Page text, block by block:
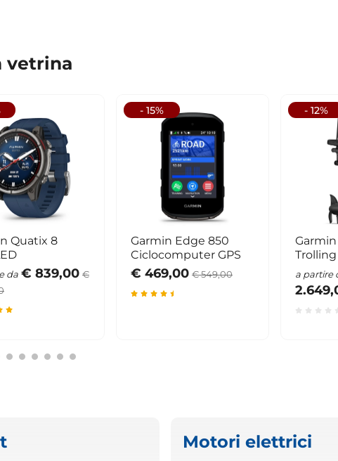
vetrina
Quatix 8
da € 839,00 €
- 15%
Garmin Edge 850
Ciclocomputer GPS
€ 469,00 € 549,00
- 12%
kayak
a partire
Motori elettrici